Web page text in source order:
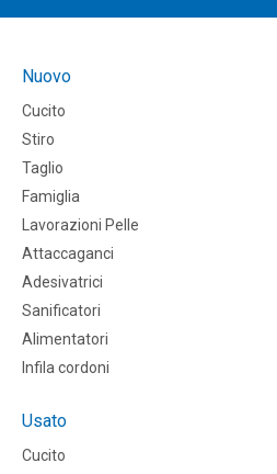
Nuovo
Cucito
Stiro
Taglio
Famiglia
Lavorazioni Pelle
Attaccaganci
Adesivatrici
Sanificatori
Alimentatori
Infila cordoni
Usato
Cucito